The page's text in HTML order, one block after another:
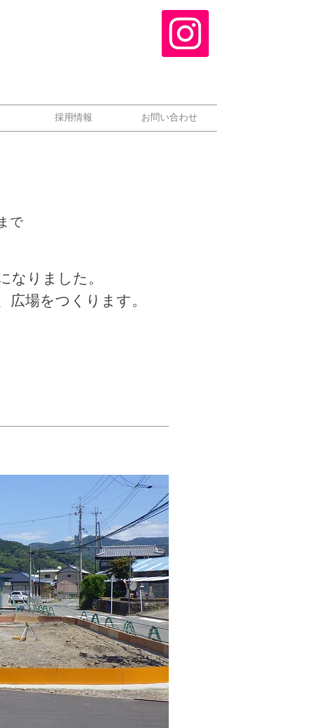
採用情報 お問い合わせ
で
なりました。
広場をつくります。